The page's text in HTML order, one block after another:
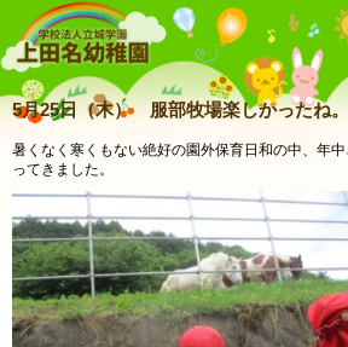
上田名(う
5月25日（木） 服部牧場楽しかったね。
暑くなく寒くもない絶好の園外保育日和の中、年
ってきました。